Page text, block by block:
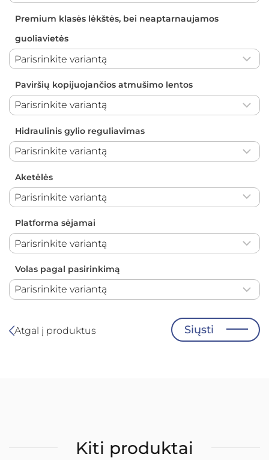
Premium klasės lėkštės, bei neaptarnaujamos
guoliavietės
Paviršių kopijuojančios atmušimo lentos
Hidraulinis gylio reguliavimas
Aketėlės
Platforma sėjamai
Volas pagal pasirinkimą
Atgal į produktus
Kiti produktai